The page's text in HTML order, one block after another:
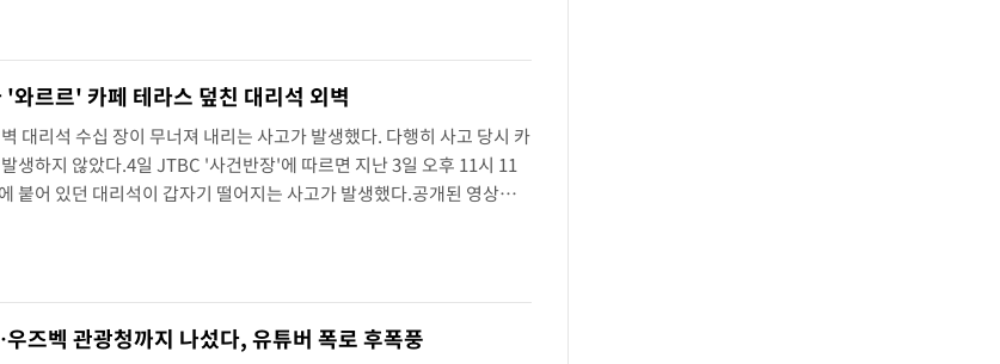
르르' 카페 테라스 덮친 대리석 외벽
대리석 수십 장이 무너져 내리는 사고가 발생했다. 다행히 사고 당시 카
생하지 않았다.4일 JTBC '사건반장'에 따르면 지난 3일 오후 11시 11
붙어 있던 대리석이 갑자기 떨어지는 사고가 발생했다.공개된 영상에
에 떨어지며 테라스 공간을 덮치는 모습이 담겼다. 당시 강한 충격과
벡 관광청까지 나섰다, 유튜버 폭로 후폭풍